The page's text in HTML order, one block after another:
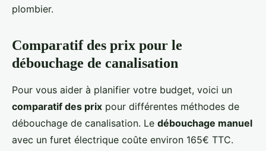
plombier.
Comparatif des prix pour le
débouchage de canalisation
Pour vous aider à planifier votre budget, voici un
comparatif des prix pour différentes méthodes de
débouchage de canalisation. Le débouchage manuel
avec un furet électrique coûte environ 165€ TTC.